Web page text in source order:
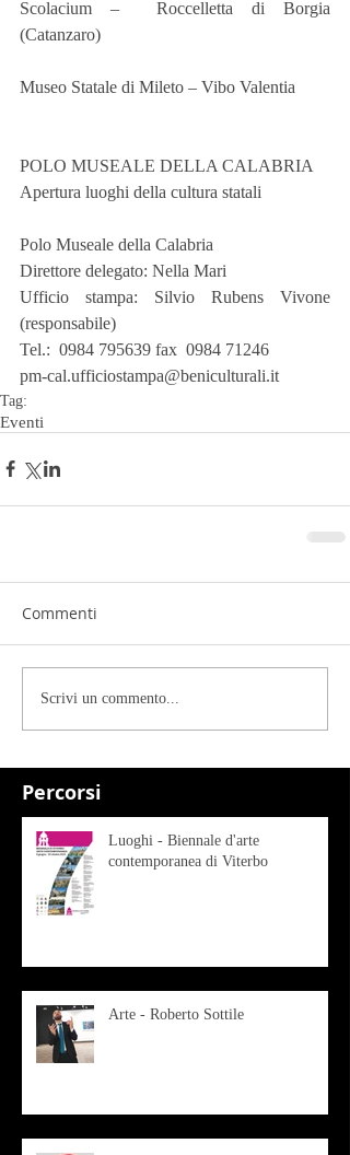
Percorsi
Scolacium –  Roccelletta di Borgia
(Catanzaro)
Museo Statale di Mileto – Vibo Valentia
POLO MUSEALE DELLA CALABRIA
Apertura luoghi della cultura statali
Polo Museale della Calabria
Direttore delegato: Nella Mari
Ufficio stampa: Silvio Rubens Vivone
(responsabile)
Tel.:  0984 795639 fax  0984 71246
pm-cal.ufficiostampa@beniculturali.it
Tag:
Eventi
Commenti
Scrivi un commento...
Luoghi - Biennale d'arte
contemporanea di Viterbo
Arte - Roberto Sottile